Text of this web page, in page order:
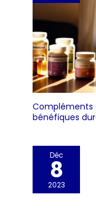
Compléments
bénéfiques
Déc
8
2023